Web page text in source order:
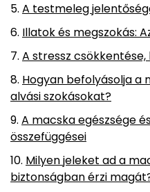
A testmeleg
Illatok és megszokás:
A stressz
Hogyan befolyásolja a
alvási szokásokat?
A macska egészsége
összefüggései
Milyen jeleket ad a
biztonságban érzi